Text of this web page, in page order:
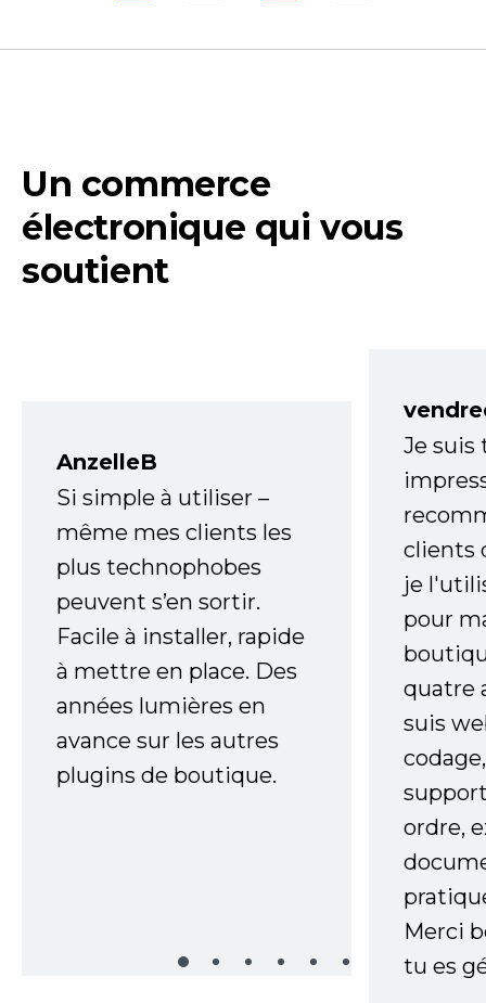
Un commerce
électronique qui vous
soutient
AnzelleB
Si simple à utiliser –
même mes clients les
plus technophobes
peuvent s’en sortir.
Facile à installer, rapide
à mettre en place. Des
années lumières en
avance sur les autres
plugins de boutique.
Je
clients
je
pour
quatre
suis
ordre,
Merci
tu es